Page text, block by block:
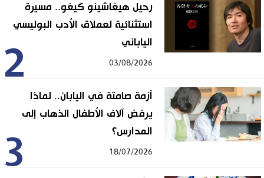
2
رحيل هيغاشينو كيغو.. مسيرة
استثنائية لعملاق الأدب البوليسي
الياباني
03/08/2026
3
أزمة صامتة في اليابان.. لماذا
يرفض آلاف الأطفال الذهاب إلى
المدارس؟
18/07/2026